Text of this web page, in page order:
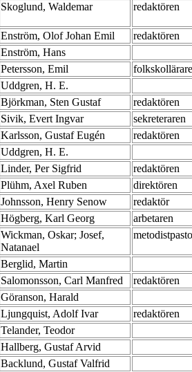
Skoglund, Waldemar redaktören
Enström, Olof Johan Emil redaktören
Enström, Hans
Petersson, Emil
Uddgren, H. E.
Björkman, Sten Gustaf redaktören
Sivik, Evert Ingvar sekreteraren
Karlsson, Gustaf Eugén redaktören
Uddgren, H. E.
Linder, Per Sigfrid redaktören
Plühm, Axel Ruben direktören
Johnsson, Henry Senow redaktör
Högberg, Karl Georg arbetaren
Wickman, Oskar; Josef,
Natanael
Berglid, Martin
Salomonsson, Carl Manfred redaktören
Göranson, Harald
Ljungquist, Adolf Ivar redaktören
Telander, Teodor
Hallberg, Gustaf Arvid
Backlund, Gustaf Valfrid